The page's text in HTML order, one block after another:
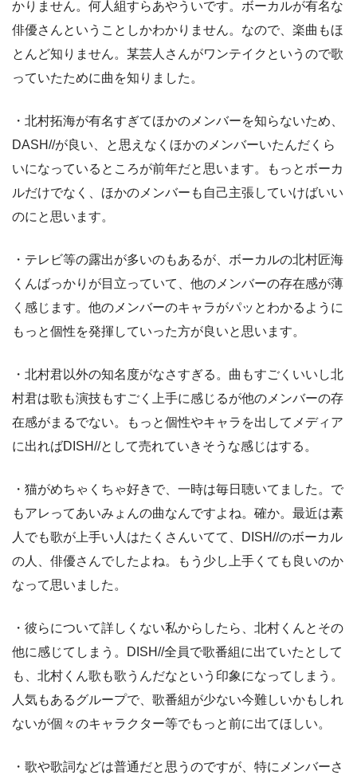
かりません。何人組すらあやういです。ボーカルが有名な
俳優さんということしかわかりません。なので、楽曲もほ
とんど知りません。某芸人さんがワンテイクというので歌
っていたために曲を知りました。
・北村拓海が有名すぎてほかのメンバーを知らないため、
DASH//が良い、と思えなくほかのメンバーいたんだくら
いになっているところが前年だと思います。もっとボーカ
ルだけでなく、ほかのメンバーも自己主張していけばいい
のにと思います。
・テレビ等の露出が多いのもあるが、ボーカルの北村匠海
くんばっかりが目立っていて、他のメンバーの存在感が薄
く感じます。他のメンバーのキャラがパッとわかるように
もっと個性を発揮していった方が良いと思います。
・北村君以外の知名度がなさすぎる。曲もすごくいいし北
村君は歌も演技もすごく上手に感じるが他のメンバーの存
在感がまるでない。もっと個性やキャラを出してメディア
に出ればDISH//として売れていきそうな感じはする。
・猫がめちゃくちゃ好きで、一時は毎日聴いてました。で
もアレってあいみょんの曲なんですよね。確か。最近は素
人でも歌が上手い人はたくさんいてて、DISH//のボーカル
の人、俳優さんでしたよね。もう少し上手くても良いのか
なって思いました。
・彼らについて詳しくない私からしたら、北村くんとその
他に感じてしまう。DISH//全員で歌番組に出ていたとして
も、北村くん歌も歌うんだなという印象になってしまう。
人気もあるグループで、歌番組が少ない今難しいかもしれ
ないが個々のキャラクター等でもっと前に出てほしい。
・歌や歌詞などは普通だと思うのですが、特にメンバーさ